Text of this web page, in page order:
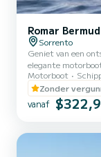
Romar
Sorrento
Geniet van een
elegante
momenten
om
zwemmen in kristalhelder water. De
pk Mercury PRO-
varen. Je kunt ook
Motorboot
Zonder
vanaf